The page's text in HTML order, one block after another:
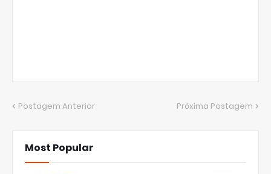
Postagem Anterior Próxima Postagem
Most Popular